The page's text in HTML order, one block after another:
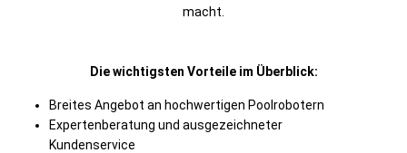
macht.
Die wichtigsten Vorteile im Überblick:
Breites Angebot an hochwertigen Poolrobotern
Expertenberatung und ausgezeichneter
Kundenservice